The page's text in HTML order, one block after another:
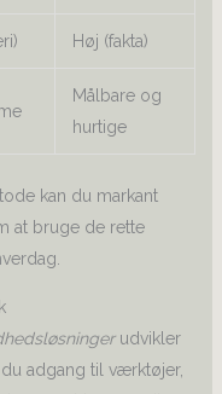
Høj (fakta)
Målbare og
hurtige
kan du markant
at bruge de rette
udvikler
adgang til værktøjer,